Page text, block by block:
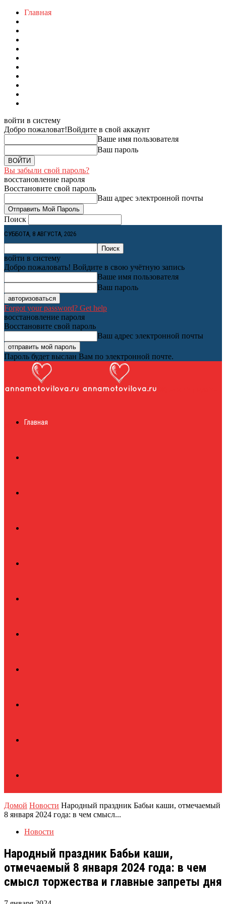
Главная
войти в систему
Добро пожаловат!Войдите в свой аккаунт
Ваше имя пользователя
Ваш пароль
Вы забыли свой пароль?
восстановление пароля
Восстановите свой пароль
Ваш адрес электронной почты
Поиск
СУББОТА, 8 АВГУСТА, 2026
войти в систему
Добро пожаловать! Войдите в свою учётную запись
Ваше имя пользователя
Ваш пароль
Forgot your password? Get help
восстановление пароля
Восстановите свой пароль
Ваш адрес электронной почты
Пароль будет выслан Вам по электронной почте.
журналГлавная
Домой Новости Народный праздник Бабьи каши, отмечаемый
8 января 2024 года: в чем смысл...
Новости
Народный праздник Бабьи каши,
отмечаемый 8 января 2024 года: в чем
смысл торжества и главные запреты дня